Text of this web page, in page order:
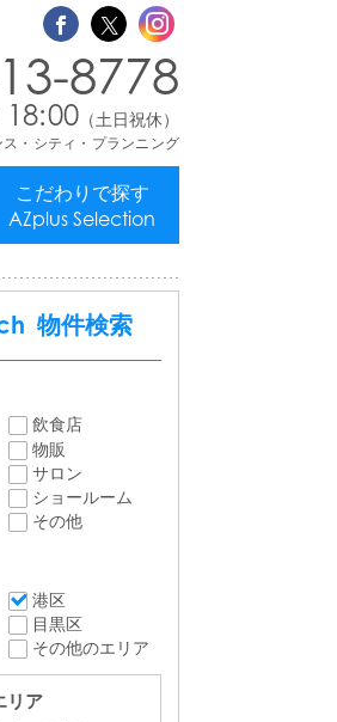
こだわりで探す
AZplus Selection
8778
（土日祝休）
・シティ・プランニング
物件検索
飲食店
物販
サロン
ショールーム
その他
港区
目黒区
その他のエリア
リア